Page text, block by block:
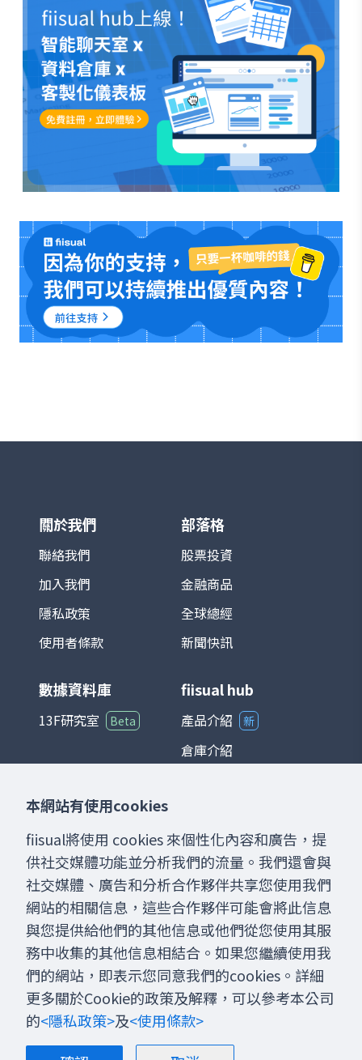
關於我們
聯絡我們
加入我們
隱私政策
使用者條款
部落格
股票投資
金融商品
全球總經
新聞快訊
數據資料庫
13F研究室 Beta
fiisual hub
產品介紹 新
倉庫介紹
網站內提供之數據資料、分析工具、網誌內容僅供使用者
作為參考，實際數據以官方公佈資料為準。任何交易行為
須自行判斷並承擔風險，本網站不負擔盈虧之法律責任。
歡迎分享本網站提供之資訊連結，如需轉載內容務必經由
本公司同意。
©2026fiisual. All rights reserved.
本網站有使用cookies
fiisual將使用 cookies 來個性化內容和廣告，提
供社交媒體功能並分析我們的流量。我們還會與
社交媒體、廣告和分析合作夥伴共享您使用我們
網站的相關信息，這些合作夥伴可能會將此信息
與您提供給他們的其他信息或他們從您使用其服
務中收集的其他信息相結合。如果您繼續使用我
們的網站，即表示您同意我們的cookies。詳細
更多關於Cookie的政策及解釋，可以參考本公司
的<隱私政策>及<使用條款>